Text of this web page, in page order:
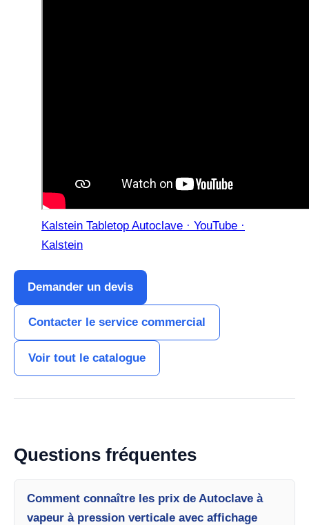
Kalstein Tabletop Autoclave · YouTube ·
Kalstein
Demander un devis
Contacter le service commercial
Voir tout le catalogue
Questions fréquentes
Comment connaître les prix de Autoclave à
vapeur à pression verticale avec affichage